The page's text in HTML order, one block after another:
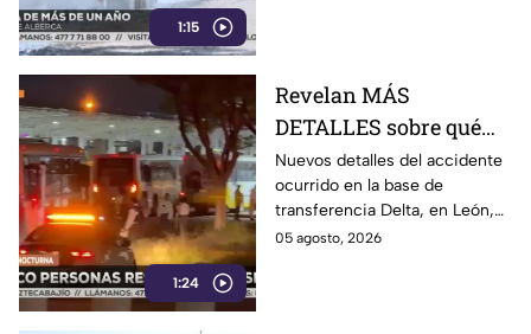
1:15
1:24
Revelan MÁS
DETALLES sobre qué
pasó en choque de
camiones en León:
chofer quedó GRAVE
Nuevos detalles del accidente
ocurrido en la base de
transferencia Delta, en León,
revelan que dos unidades del
05 agosto, 2026